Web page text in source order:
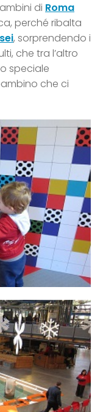
di Roma
perché ribalta
, sorprendendo i
che tra l’altro
speciale
che ci